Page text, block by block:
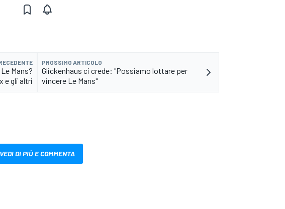
Mans?
e gli altri
PROSSIMO ARTICOLO
Glickenhaus ci crede: "Possiamo lottare per
vincere Le Mans"
VEDI DI PIÙ E COMMENTA